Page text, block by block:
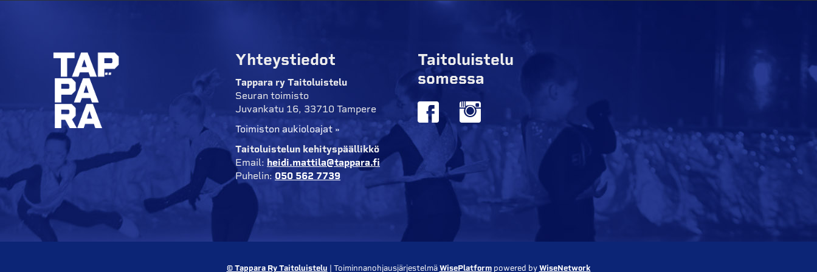
Yhteystiedot
Tappara ry Taitoluistelu
Seuran toimisto
Juvankatu 16, 33710 Tampere
Toimiston aukioloajat »
Taitoluistelun kehityspäällikkö
Email: heidi.mattila@tappara.fi
Puhelin: 050 562 7739
Taitoluistelu
somessa
© Tappara Ry Taitoluistelu | Toiminnanohjausjärjestelmä WisePlatformpowered by WiseNetwork